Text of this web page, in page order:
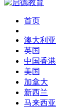
首页
澳大利亚
英国
中国香港
美国
加拿大
新西兰
马来西亚